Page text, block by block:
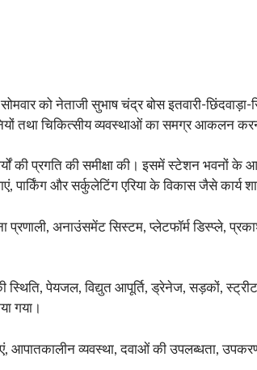
को नेताजी सुभाष चंद्र बोस इतवारी-छिंदवाड़ा-
तथा चिकित्सीय व्यवस्थाओं का समग्र आकलन
प्रगति की समीक्षा की। इसमें स्टेशन भवनों के
और सर्कुलेटिंग एरिया के विकास जैसे कार्य
अनाउंसमेंट सिस्टम, प्लेटफॉर्म डिस्प्ले,
पेयजल, विद्युत आपूर्ति, ड्रेनेज, सड़कों,
गया।
आपातकालीन व्यवस्था, दवाओं की उपलब्धता,